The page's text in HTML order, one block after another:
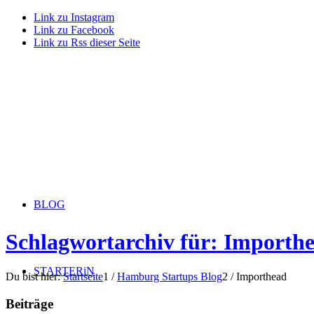
Link zu Instagram
Link zu Facebook
Link zu Rss dieser Seite
BLOG
STARTERiN
Schlagwortarchiv für:
Du bist hier: Startseite1 / Hamburg Startups Blog2 / Importhead
Beiträge